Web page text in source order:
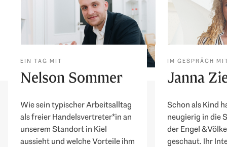
EIN TAG MIT
Nelson Sommer
Wie sein typischer Arbeitsalltag
als freier Handelsvertreter*in an
unserem Standort in Kiel
aussieht und welche Vorteile ihm
IM GESPRÄCH
Janna
Schon als Kind
neugierig in die
der Engel &
geschaut. Ihr